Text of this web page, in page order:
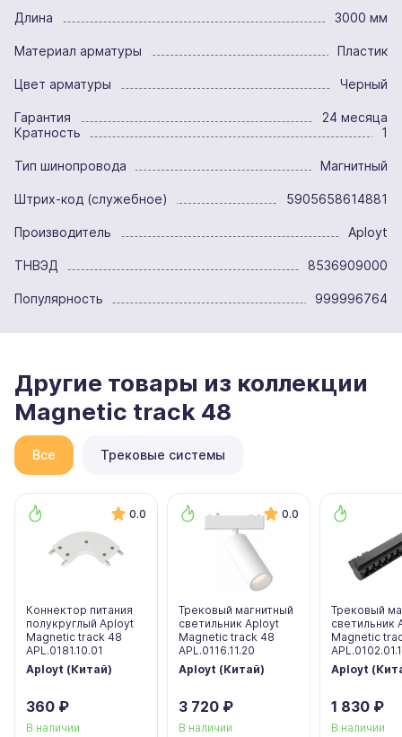
Длина 3000 мм
Материал арматуры Пластик
Цвет арматуры Черный
Гарантия
24 месяца
Кратность
1
Тип шинопровода Магнитный
Штрих-код (служебное) 5905658614881
Производитель Aployt
ТНВЭД 8536909000
Популярность 999996764
Другие товары из коллекции
Magnetic track 48
Все Трековые системы
0.0
Коннектор питания
полукруглый Aployt
Magnetic track 48
APL.0181.10.01
Aployt (Китай)
360 ₽
В наличии
0.0
Трековый магнитный
светильник Aployt
Magnetic track 48
APL.0116.11.20
Aployt (Китай)
3 720 ₽
В наличии
Трековый
светильник
Magnetic
Aployt
1 830 ₽
В наличии